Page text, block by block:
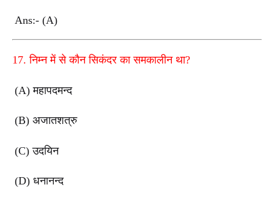
Ans:- (A)
17. निम्न में से कौन सिकंदर का समकालीन था?
(A) महापदमन्द
(B) अजातशत्रु
(C) उदयिन
(D) धनानन्द